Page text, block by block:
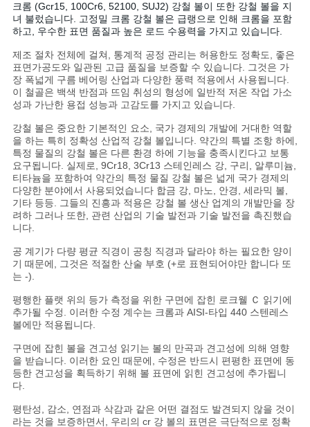
사
이
트
맵
PRIVACY
POLICY
크롬 (Gcr15, 100Cr6, 52100, SUJ2) 강철 볼이 또한 강철 볼을 지
녀 불렀습니다. 고정밀 크롬 강철 볼은 급랭으로 인해 크롬을 포함
하고, 우수한 표면 품질과 높은 로드 수용력을 가지고 있습니다.
제조 절차 전체에 걸쳐, 통계적 공정 관리는 허용한도 정확도, 좋은
표면가공도와 일관된 고급 품질을 보증할 수 있습니다. 그것은 가
장 폭넓게 구름 베어링 산업과 다양한 풍력 적용에서 사용됩니다.
이 철골은 백색 반점과 뜨임 취성의 형성에 일반적 저온 작업 가소
성과 가난한 용접 성능과 고감도를 가지고 있습니다.
강철 볼은 중요한 기본적인 요소, 국가 경제의 개발에 거대한 역할
을 하는 특히 정확성 산업적 강철 볼입니다. 약간의 특별 조항 하에,
특정 물질의 강철 볼은 다른 환경 하에 기능을 충족시킨다고 보통
요구됩니다. 실제로, 9Cr18, 3Cr13 스테인레스 강, 구리, 알루미늄,
티타늄을 포함하여 약간의 특정 물질 강철 볼은 넓게 국가 경제의
다양한 분야에서 사용되었습니다 합금 강, 마노, 안경, 세라믹 볼,
기타 등등. 그들의 진흥과 적용은 강철 볼 생산 업계의 개발만을 장
려하 그러나 또한, 관련 산업의 기술 발전과 기술 발전을 촉진했습
니다.
공 계기가 다량 평균 직경이 공칭 직경과 달라야 하는 필요한 양이
기 때문에, 그것은 적절한 산술 부호 (+로 표현되어야만 합니다 또
는 -).
평행한 플랫 위의 등가 측정을 위한 구면에 잡힌 로크웰 Ｃ 읽기에
추가될 수정. 이러한 수정 계수는 크롬과 AISI-타입 440 스텐레스
볼에만 적용됩니다.
구면에 잡힌 볼을 견고성 읽기는 볼의 만곡과 견고성에 의해 영향
을 받습니다. 이러한 요인 때문에, 수정은 반드시 편평한 표면에 동
등한 견고성을 획득하기 위해 볼 표면에 읽힌 견고성에 추가됩니
다.
평탄성, 감소, 연점과 삭감과 같은 어떤 결점도 발견되지 않을 것이
라는 것을 보증하면서, 우리의 cr 강 볼의 표면은 극단적으로 정확